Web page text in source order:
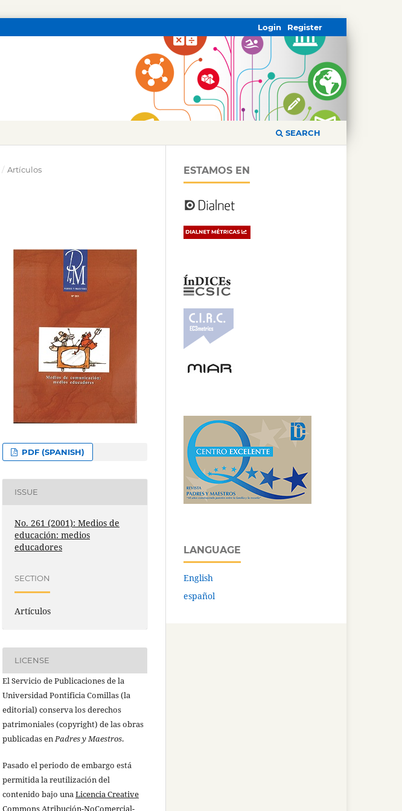
SEARCH
Register
Login
/ Artículos
PDF (SPANISH)
ISSUE
No. 261 (2001): Medios de
educación: medios
educadores
SECTION
Artículos
LICENSE
El Servicio de Publicaciones de la
Universidad Pontificia Comillas (la
editorial) conserva los derechos
patrimoniales (copyright) de las obras
publicadas enPadres y Maestros.
Pasado el periodo de embargo está
permitida la reutilización del
contenido bajo unaLicencia Creative
Commons Atribución-NoComercial-
ESTAMOS EN
LANGUAGE
English
español